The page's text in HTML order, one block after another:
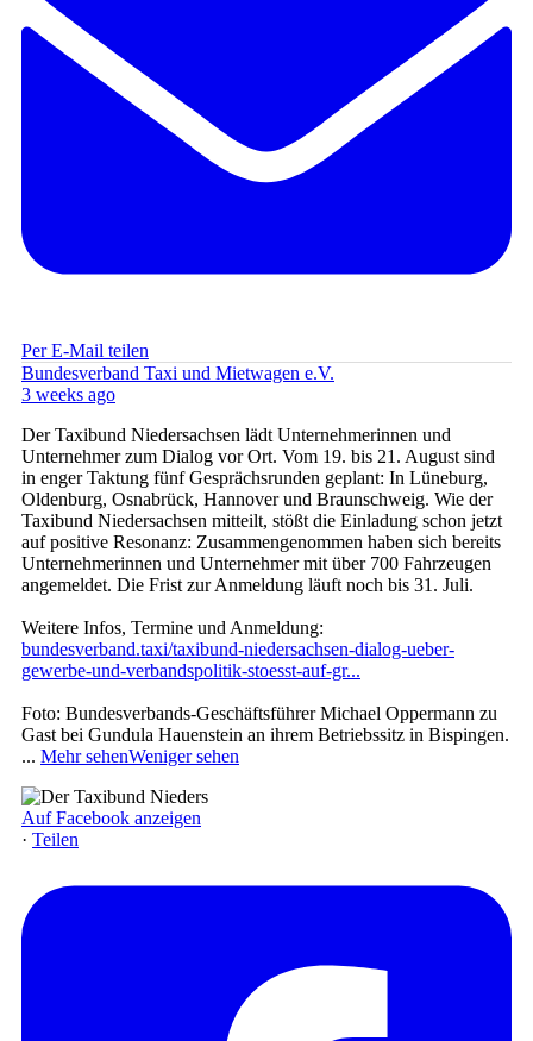
Per E-Mail teilen
Bundesverband Taxi und Mietwagen e.V.
3 weeks ago
Der Taxibund Niedersachsen lädt Unternehmerinnen und
Unternehmer zum Dialog vor Ort. Vom 19. bis 21. August sind
in enger Taktung fünf Gesprächsrunden geplant: In Lüneburg,
Oldenburg, Osnabrück, Hannover und Braunschweig. Wie der
Taxibund Niedersachsen mitteilt, stößt die Einladung schon jetzt
auf positive Resonanz: Zusammengenommen haben sich bereits
Unternehmerinnen und Unternehmer mit über 700 Fahrzeugen
angemeldet. Die Frist zur Anmeldung läuft noch bis 31. Juli.
Weitere Infos, Termine und Anmeldung:
bundesverband.taxi/taxibund-niedersachsen-dialog-ueber-
gewerbe-und-verbandspolitik-stoesst-auf-gr...
Foto: Bundesverbands-Geschäftsführer Michael Oppermann zu
Gast bei Gundula Hauenstein an ihrem Betriebssitz in Bispingen.
... Mehr sehenWeniger sehen
Auf Facebook anzeigen
· Teilen